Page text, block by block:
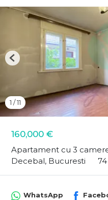
160,000 €
Apartament cu 3
Decebal, Bucuresti
1 /11
Previous
WhatsApp